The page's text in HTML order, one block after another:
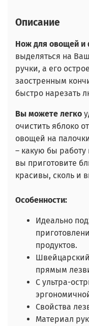
Описание
Нож для овощей и
выделяться на
ручки, а его
заостренным
быстро нарезать
Вы можете легко
очистить яблоко
овощей на
– какую бы
вы приготовите
красивы, сколь и
Особенности:
Идеально
продуктов.
прямым
С ультра-
Свойства
Материал